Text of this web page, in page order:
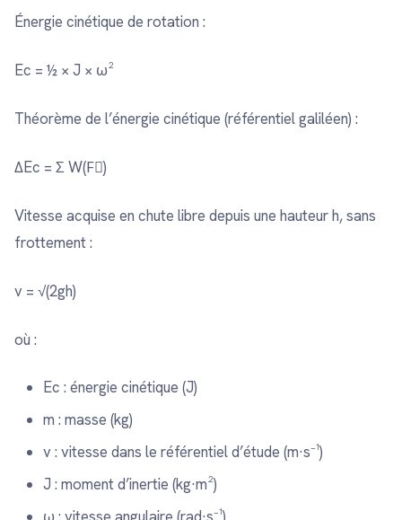
Énergie cinétique de rotation :
Ec = ½ × J × ω²
Théorème de l’énergie cinétique (référentiel galiléen) :
ΔEc = Σ W(F⃗)
Vitesse acquise en chute libre depuis une hauteur h, sans
frottement :
v = √(2gh)
où :
Ec : énergie cinétique (J)
m : masse (kg)
v : vitesse dans le référentiel d’étude (m·s⁻¹)
J : moment d’inertie (kg·m²)
ω : vitesse angulaire (rad·s⁻¹)